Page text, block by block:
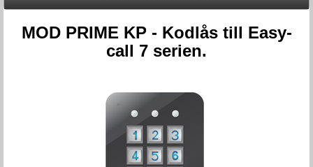
MOD PRIME KP - Kodlås till Easy-
call 7 serien.